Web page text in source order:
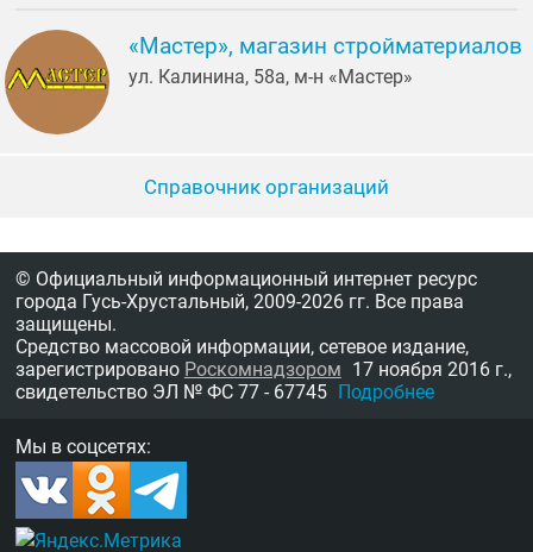
«Мастер», магазин стройматериалов
ул. Калинина, 58а, м-н «Мастер»
Справочник организаций
© Официальный информационный интернет ресурс
города Гусь-Хрустальный, 2009-2026 гг. Все права
защищены.
Средство массовой информации, сетевое издание,
зарегистрировано Роскомнадзором 17 ноября 2016 г.,
свидетельство ЭЛ № ФС 77 - 67745 Подробнее
Мы в соцсетях: